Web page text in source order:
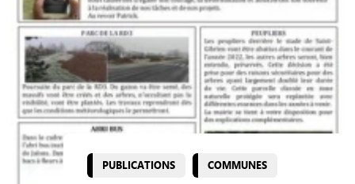
PUBLICATIONS COMMUNES